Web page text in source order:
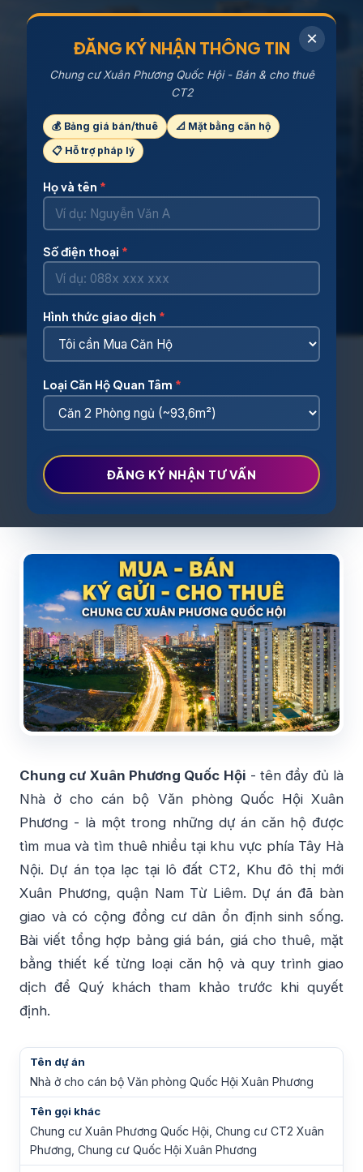
×
ĐĂNG KÝ NHẬN THÔNG TIN
Chung cư Xuân Phương Quốc Hội - Bán & cho thuê
CT2
💰 Bảng giá bán/thuê
📐 Mặt bằng căn hộ
📋 Hỗ trợ pháp lý
Họ và tên *
Số điện thoại *
Hình thức giao dịch *
Loại Căn Hộ Quan Tâm *
ĐĂNG KÝ NHẬN TƯ VẤN
Bảng Giá Bán, Cho Thuê & Thiết Kế
Căn Hộ CT2
CT2A - CT2B - CT2C1 - CT2C2 DIỆN TÍCH CĂN HỘ 2-4PN
4,3 - 7,5 Tỷ
GIÁ BÁN THAM KHẢO/CĂN
Sổ hồng
Chung cư Xuân Phương Quốc Hội
TỔNG QUAN CHUNG CƯ XUÂN
Nhà ở cho cán bộ Văn phòng Quốc Hội Xuân Phương -
Chung cư Xuân Phương Quốc Hội - tên đầy đủ là
Nhà ở cho cán bộ Văn phòng Quốc Hội Xuân
Phương - là một trong những dự án căn hộ được
tìm mua và tìm thuê nhiều tại khu vực phía Tây Hà
Nội. Dự án tọa lạc tại lô đất CT2, Khu đô thị mới
Xuân Phương, quận Nam Từ Liêm. Dự án đã bàn
giao và có cộng đồng cư dân ổn định sinh sống.
Bài viết tổng hợp bảng giá bán, giá cho thuê, mặt
bằng thiết kế từng loại căn hộ và quy trình giao
dịch để Quý khách tham khảo trước khi quyết
định.
Tên dự án
Nhà ở cho cán bộ Văn phòng Quốc Hội Xuân Phương
Tên gọi khác
Chung cư Xuân Phương Quốc Hội, Chung cư CT2 Xuân
Phương, Chung cư Quốc Hội Xuân Phương